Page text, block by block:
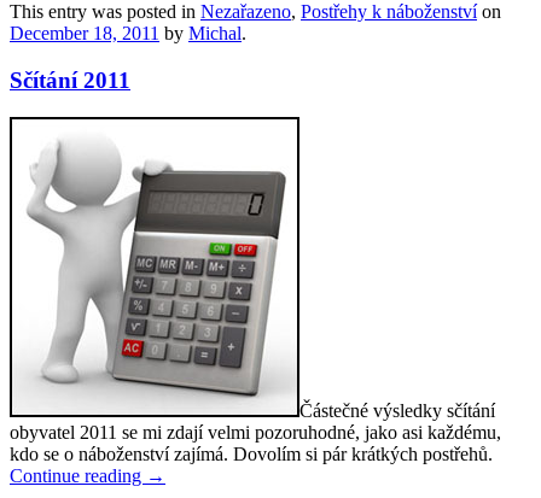
This entry was posted in Nezařazeno, Postřehy k náboženstvíon
December 18, 2011 by Michal.
Sčítání 2011
Částečné výsledky sčítání
obyvatel 2011 se mi zdají velmi pozoruhodné, jako asi každému,
kdo se o náboženství zajímá. Dovolím si pár krátkých postřehů.
Continue reading →